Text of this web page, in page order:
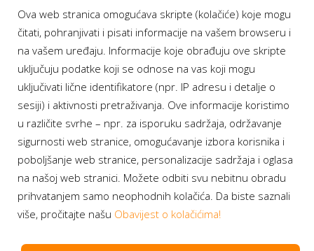
Moj BH Telecom
Dostupnost usluga
Moja webTV
Aukcije BH Telecom
Program lojalnosti
Bonus plus
Prijava za newsletter
Ova web stranica omogućava skripte (kolačiće) koje mogu
čitati, pohranjivati i pisati informacije na vašem browseru i
na vašem uređaju. Informacije koje obrađuju ove skripte
uključuju podatke koji se odnose na vas koji mogu
uključivati lične identifikatore (npr. IP adresu i detalje o
sesiji) i aktivnosti pretraživanja. Ove informacije koristimo
u različite svrhe – npr. za isporuku sadržaja, održavanje
sigurnosti web stranice, omogućavanje izbora korisnika i
poboljšanje web stranice, personalizacije sadržaja i oglasa
na našoj web stranici. Možete odbiti svu nebitnu obradu
prihvatanjem samo neophodnih kolačića. Da biste saznali
više, pročitajte našu Obavijest o kolačićima!